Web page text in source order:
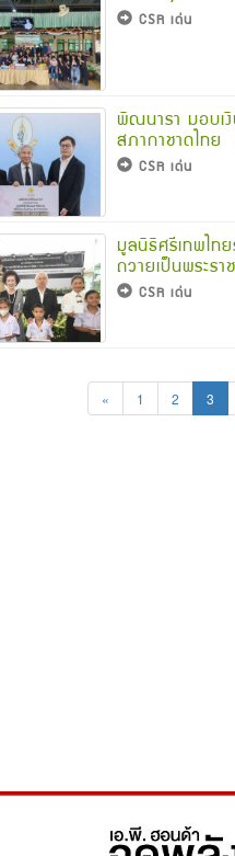
CSR เด่น
พิณนารา มอบเ
สภากาชาดไทย
CSR เด่น
มูลนิธิศรีเทพไท
ถวายเป็นพระร
CSR เด่น
« 1 2 3